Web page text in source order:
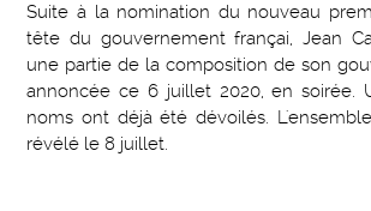
Suite à la nomination du nouveau
tête du gouvernement françai, Jean
une partie de la composition de son
annoncée ce 6 juillet 2020, en soirée.
noms ont déjà été dévoilés.
révélé le 8 juillet.